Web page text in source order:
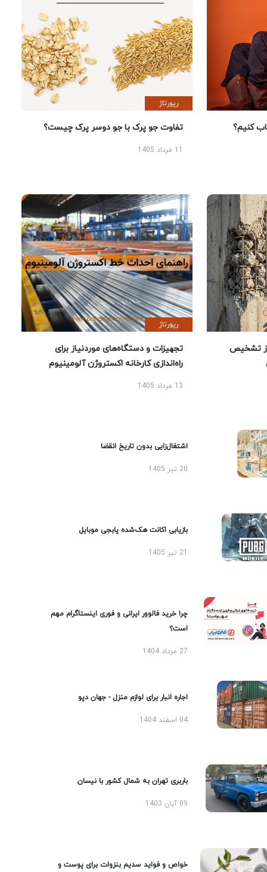
کنیم؟
رپورتاژ
تفاوت جو پرک با جو دوسر پرک چیست؟
تشخیص
رپورتاژ
تجهیزات و دستگاه‌های موردنیاز برای
راه‌اندازی کارخانه اکستروژن آلومینیوم
13 مرداد 1405
اشتغال‌زایی بدون تاریخ انقضا
20 تیر 1405
بازیابی اکانت هک‌شده پابجی موبایل
چرا خرید فالوور ایرانی و فوری اینستاگرام مهم
است؟
27 مرداد 1404
اجاره انبار برای لوازم منزل - جهان دپو
04 اسفند 1404
باربری تهران به شمال کشور با نیسان
09 آبان 1403
خواص و فواید سدیم بنزوات برای پوست و